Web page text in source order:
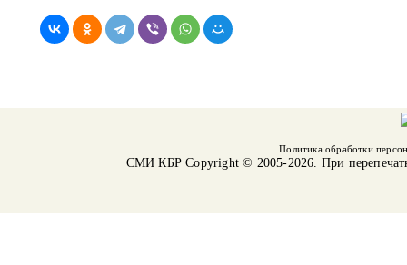
Политика обработки
СМИ КБРCopyright © 2005-2026. При